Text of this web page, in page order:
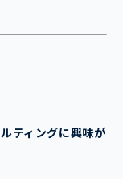
ティングに興味が